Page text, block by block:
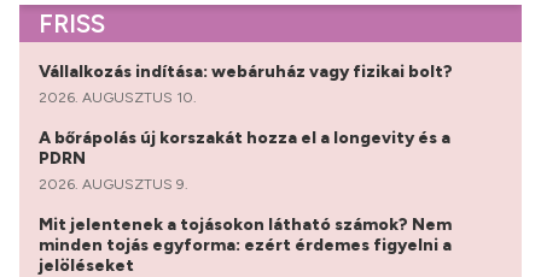
FRISS
Vállalkozás indítása: webáruház vagy fizikai bolt?
2026. AUGUSZTUS 10.
A bőrápolás új korszakát hozza el a longevity és a
PDRN
2026. AUGUSZTUS 9.
Mit jelentenek a tojásokon látható számok? Nem
minden tojás egyforma: ezért érdemes figyelni a
jelöléseket